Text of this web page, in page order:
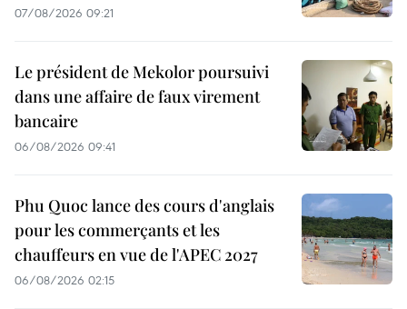
07/08/2026 09:21
Le président de Mekolor poursuivi
dans une affaire de faux virement
bancaire
06/08/2026 09:41
Phu Quoc lance des cours d'anglais
pour les commerçants et les
chauffeurs en vue de l'APEC 2027
06/08/2026 02:15